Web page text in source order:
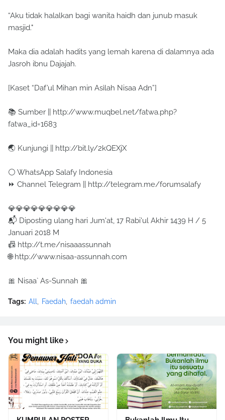
“Aku tidak halalkan bagi wanita haidh dan junub masuk
masjid."
Maka dia adalah hadits yang lemah karena di dalamnya ada
Jasroh ibnu Dajajah.
[Kaset “Daf’ul Mihan min Asìlah Nisaa Adn”]
📚 Sumber || http://www.muqbel.net/fatwa.php?
fatwa_id=1683
🌏 Kunjungi || http://bit.ly/2kQEXjX
⚪ WhatsApp Salafy Indonesia
⏩ Channel Telegram || http://telegram.me/forumsalafy
💎💎💎💎💎💎💎💎💎
📬 Diposting ulang hari Jum'at, 17 Rabi'ul Akhir 1439 H / 5
Januari 2018 M
📠 http://t.me/nisaaassunnah
🌐 http://www.nisaa-assunnah.com
🎀 Nisaa` As-Sunnah 🎀
Tags: All Faedah faedah admin
You might like